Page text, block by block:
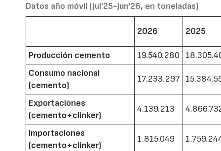
Datos año móvil (jul'25-jun'26, en toneladas)
2026 2025
Producción cemento 19.540.280
Consumo nacional
(cemento)
17.233.297
Exportaciones
(cemento+clínker)
4.139.213
Importaciones
(cemento+clínker)
1.815.049